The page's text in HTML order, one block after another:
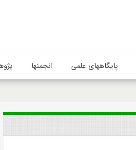
پایگاههای علمی انجمنها